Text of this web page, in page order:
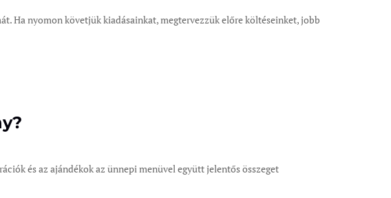
Ha nyomon követjük kiadásainkat, megtervezzük előre költéseinket, jobb
és az ajándékok az ünnepi menüvel együtt jelentős összeget